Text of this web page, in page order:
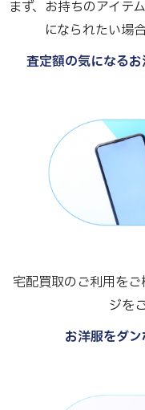
まず、お持ちのアイテ
になられたい場
査定額の気になる
宅配買取のご利用を
ジを
お洋服をダ